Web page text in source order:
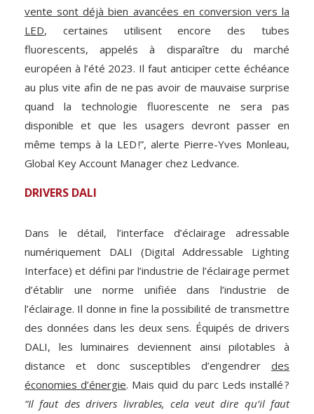
vente sont déjà bien avancées en conversion vers la
LED, certaines utilisent encore des tubes
fluorescents, appelés à disparaître du marché
européen à l’été 2023. Il faut anticiper cette échéance
au plus vite afin de ne pas avoir de mauvaise surprise
quand la technologie fluorescente ne sera pas
disponible et que les usagers devront passer en
même temps à la LED !”, alerte Pierre-Yves Monleau,
Global Key Account Manager chez Ledvance.
DRIVERS DALI
Dans le détail, l’interface d’éclairage adressable
numériquement DALI (Digital Addressable Lighting
Interface) et défini par l’industrie de l’éclairage permet
d’établir une norme unifiée dans l’industrie de
l’éclairage. Il donne in fine la possibilité de transmettre
des données dans les deux sens. Équipés de drivers
DALI, les luminaires deviennent ainsi pilotables à
distance et donc susceptibles d’engendrer des
économies d’énergie. Mais quid du parc Leds installé ?
“Il faut des drivers livrables, cela veut dire qu’il faut